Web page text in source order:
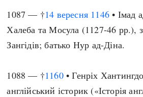
1087 — †14 вересня 1146 • Імад
Халеба та Мосула (1127-46 рр.),
Зангідів; батько Нур ад-Діна.
1088 — †1160• Генріх
англійський історик («Історія